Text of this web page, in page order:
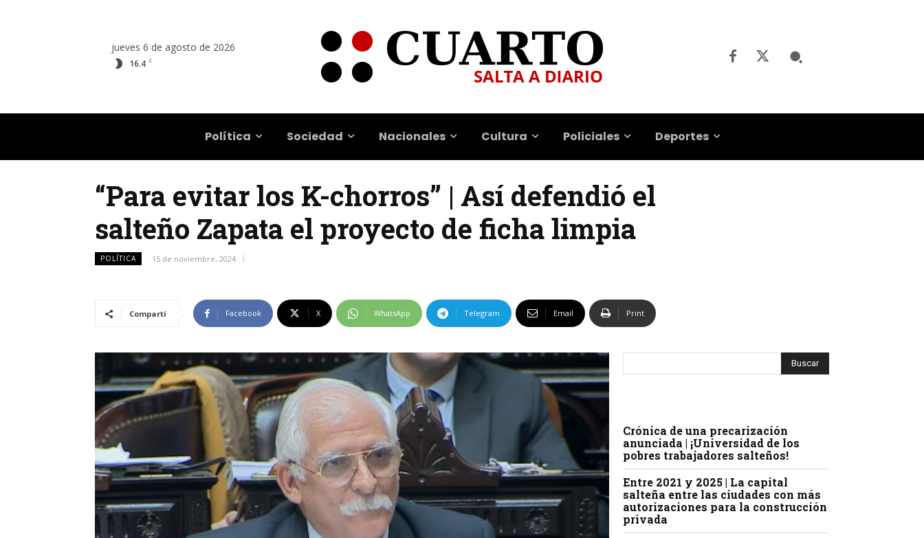
jueves 6 de agosto de 2026
16.4 C
Política Sociedad Nacionales Cultura Policiales Deportes
“Para evitar los K-chorros” | Así defendió el
salteño Zapata el proyecto de ficha limpia
POLÍTICA 15 de noviembre, 2024
Compartí Facebook X WhatsApp Telegram Email Print
Crónica de una precarización
anunciada | ¡Universidad de los
pobres trabajadores salteños!
Entre 2021 y 2025 | La capital
salteña entre las ciudades con más
autorizaciones para la construcción
privada